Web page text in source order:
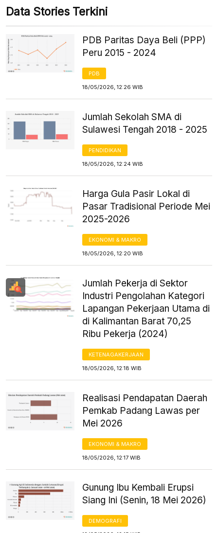
Data Stories Terkini
PDB Paritas Daya Beli (PPP)
Peru 2015 - 2024
PDB
18/05/2026, 12:26 WIB
Jumlah Sekolah SMA di
Sulawesi Tengah 2018 - 2025
PENDIDIKAN
18/05/2026, 12:24 WIB
Harga Gula Pasir Lokal di
Pasar Tradisional Periode Mei
2025-2026
EKONOMI & MAKRO
18/05/2026, 12:20 WIB
Jumlah Pekerja di Sektor
Industri Pengolahan Kategori
Lapangan Pekerjaan Utama di
di Kalimantan Barat 70,25
Ribu Pekerja (2024)
KETENAGAKERJAAN
18/05/2026, 12:18 WIB
Realisasi Pendapatan Daerah
Pemkab Padang Lawas per
Mei 2026
EKONOMI & MAKRO
18/05/2026, 12:17 WIB
Gunung Ibu Kembali Erupsi
Siang Ini (Senin, 18 Mei 2026)
DEMOGRAFI